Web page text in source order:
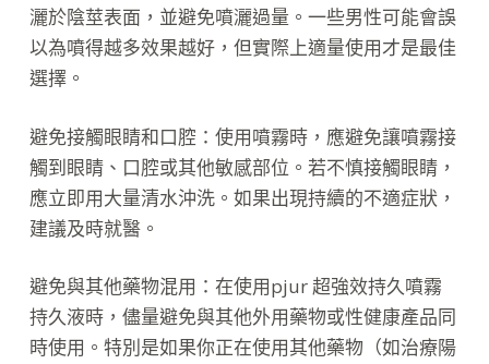
灑於陰莖表面，並避免噴灑過量。一些男性可能會誤
以為噴得越多效果越好，但實際上適量使用才是最佳
選擇。
避免接觸眼睛和口腔：使用噴霧時，應避免讓噴霧接
觸到眼睛、口腔或其他敏感部位。若不慎接觸眼睛，
應立即用大量清水沖洗。如果出現持續的不適症狀，
建議及時就醫。
避免與其他藥物混用：在使用pjur 超強效持久噴霧
持久液時，儘量避免與其他外用藥物或性健康產品同
時使用。特別是如果你正在使用其他藥物（如治療陽